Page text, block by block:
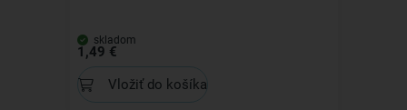
skladom
1,49 €
Vložiť do košíka